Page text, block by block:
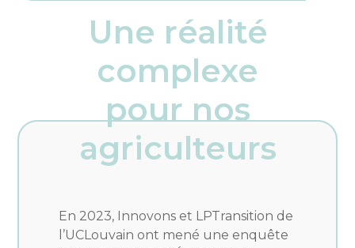
Une réalité
complexe
pour nos
agriculteurs
En 2023, Innovons et LPTransition de
l’UCLouvain ont mené une enquête